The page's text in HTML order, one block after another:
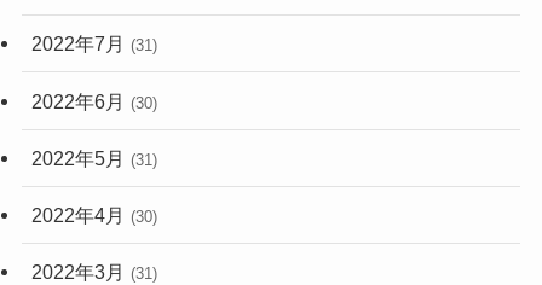
2022年7月 (31)
2022年6月 (30)
2022年5月 (31)
2022年4月 (30)
2022年3月 (31)